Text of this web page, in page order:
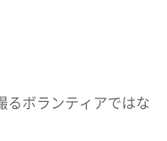
ボランティアではな